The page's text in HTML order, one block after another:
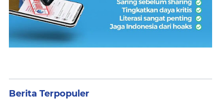
Berita Terpopuler